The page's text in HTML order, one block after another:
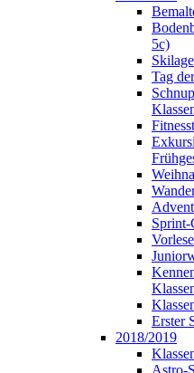
5c)
Tag
Sprint-
Erster
2018/2019
Astro-